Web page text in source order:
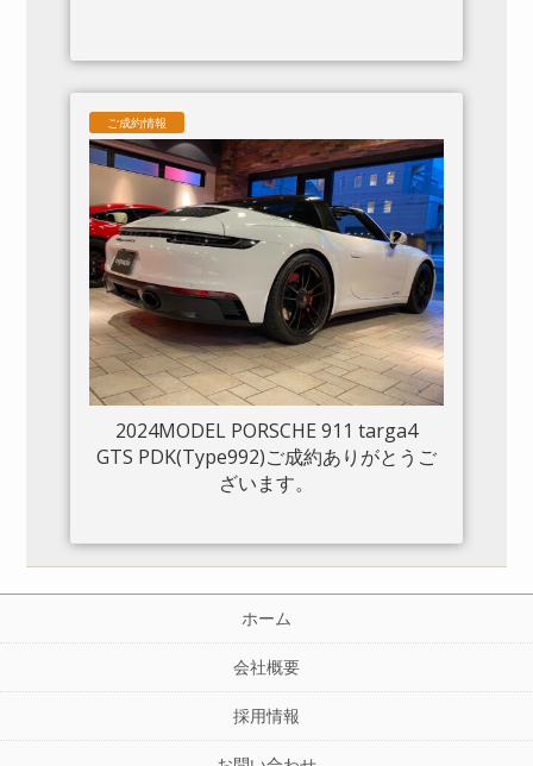
ご成約情報
2024MODEL PORSCHE 911 targa4
GTS PDK(Type992)ご成約ありがとうご
ざいます。
ホーム
会社概要
採用情報